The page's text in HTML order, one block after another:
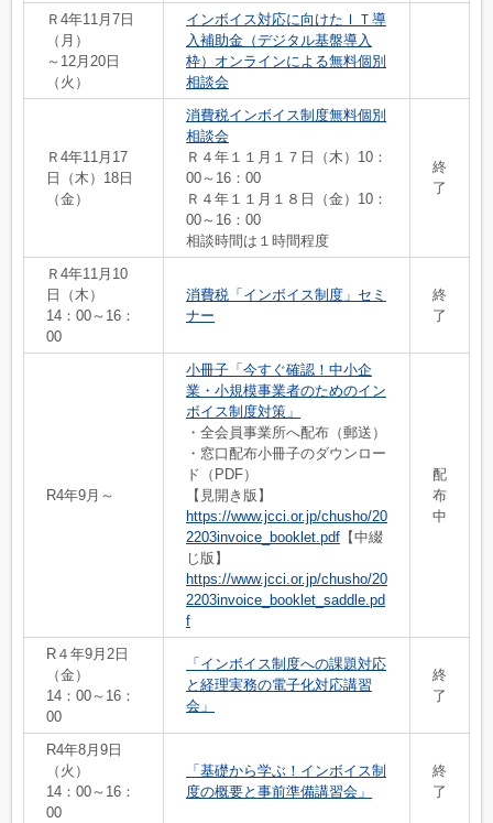
Ｒ4年11月7日
（月）
～12月20日
（火）
インボイス対応に向けたＩＴ導
入補助金（デジタル基盤導入
枠）オンラインによる無料個別
相談会
Ｒ4年11月17
日（木）18日
（金）
消費税インボイス制度無料個別
相談会
Ｒ４年１１月１７日（木）10：
00～16：00
Ｒ４年１１月１８日（金）10：
00～16：00
相談時間は１時間程度
終
了
Ｒ4年11月10
日（木）
14：00～16：
00
消費税「インボイス制度」セミ
ナー
終
了
R4年9月～
小冊子「今すぐ確認！中小企
業・小規模事業者のためのイン
ボイス制度対策」
・全会員事業所へ配布（郵送）
・窓口配布小冊子のダウンロー
ド（PDF）
【見開き版】
https://www.jcci.or.jp/chusho/20
2203invoice_booklet.pdf 【中綴
じ版】
https://www.jcci.or.jp/chusho/20
2203invoice_booklet_saddle.pd
f
配
布
中
R４年9月2日
（金）
14：00～16：
00
「インボイス制度への課題対応
と経理実務の電子化対応講習
会」
終
了
R4年8月9日
（火）
14：00～16：
00
「基礎から学ぶ！インボイス制
度の概要と事前準備講習会」
終
了